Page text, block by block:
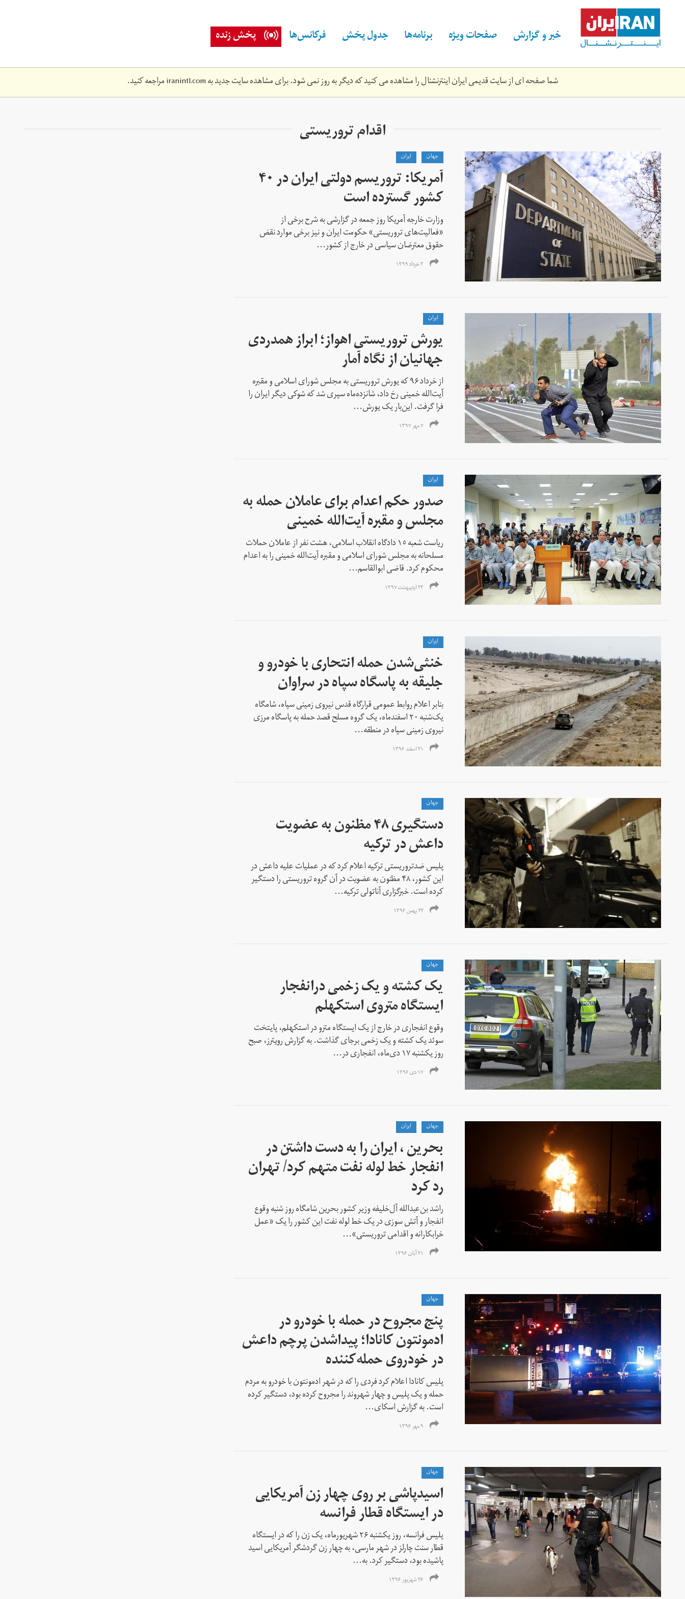
content خبر و گزارش صفحات ویژه برنامه‌ها جدول پخش فرکانس‌ها پخش زنده
شما صفحه ای از سایت قدیمی ایران اینترنشنال را مشاهده می کنید که دیگر به روز نمی شود. برای مشاهده سایت جدید بهiranintl.comمراجعه کنید.
اقدام تروریستی
جهان ايران
آمریکا: تروریسم دولتی ایران در ۴۰
کشور گسترده است
وزارت خارجه آمریکا روز جمعه در گزارشی به شرح برخی از
«فعالیت‌های تروریستی» حکومت ایران و نیز برخی موارد نقض
حقوق معترضان سیاسی در خارج از کشور...
۳ خرداد ۱۳۹۹
ايران
یورش تروریستی اهواز؛ ابراز همدردی
جهانیان از نگاه آمار
از خرداد ۹۶ که یورش تروریستی به مجلس شورای اسلامی و مقبره
آیت‌الله خمینی رخ داد، شانزده‌ماه سپری شد که شوکی دیگر ایران را
فرا گرفت. این‌بار یک یورش...
۷ مهر ۱۳۹۷
ايران
صدور حکم اعدام برای عاملان حمله به
مجلس و مقبره آیت‌الله خمینی
ریاست شعبه ١٥ دادگاه انقلاب اسلامی، هشت نفر از عاملان حملات
مسلحانه به مجلس شورای اسلامی و مقبره آیت‌الله خمینی را به اعدام
محکوم کرد. قاضی ابوالقاسم...
۲۳ اردیبهشت ۱۳۹۷
ايران
خنثی‌شدن حمله انتحاری با خودرو و
جلیقه به پاسگاه سپاه در سراوان
بنابر اعلام روابط عمومی قرارگاه قدس نیروی زمینی سپاه، شامگاه
یک‌شنبه ۲۰ اسفندماه، یک گروه مسلح قصد حمله به پاسگاه مرزی
نیروی زمینی سپاه در منطقه...
۲۱ اسفند ۱۳۹۶
جهان
دستگیری ۴۸ مظنون به عضویت
داعش در ترکیه
پلیس ضدتروریستی ترکیه اعلام کرد که در عملیات علیه داعش در
این کشور، ۴۸ مظنون به عضویت در آن گروه تروریستی را دستگیر
کرده است. خبرگزاری آناتولی ترکیه...
۲۲ بهمن ۱۳۹۶
جهان
یک کشته و یک زخمی درانفجار
ایستگاه متروی استکهلم
وقوع انفجاری در خارج از یک ایستگاه مترو در استکهلم، پایتخت
سوئد یک کشته و یک زخمی برجای گذاشت. به گزارش رویترز، صبح
روز یکشنبه ۱۷ دی‌ماه، انفجاری در...
۱۷ دی ۱۳۹۶
جهان ايران
بحرین ، ایران را به دست داشتن در
انفجار خط لوله نفت متهم کرد/ تهران
رد کرد
راشد بن‌عبدالله آل‌خلیفه وزیر کشور بحرین شامگاه روز شنبه وقوع
انفجار و آتش سوزی در یک خط لوله نفت این کشور را یک «عمل
خرابکارانه و اقدامی تروریستی»...
۲۱ آبان ۱۳۹۶
جهان
پنج مجروح در حمله با خودرو در
ادمونتون کانادا؛ پیداشدن پرچم داعش
در خودروی حمله‌کننده
پلیس کانادا اعلام کرد فردی را که در شهر ادمونتون با خودرو به مردم
حمله و یک پلیس و چهار شهروند را مجروح کرده بود، دستگیر کرده
است. به گزارش اسکای‌...
۹ مهر ۱۳۹۶
جهان
اسیدپاشی بر روی چهار زن آمریکایی
در ایستگاه قطار فرانسه
پلیس فرانسه، روز یکشنبه ۲۶ شهریورماه، یک زن را که در ایستگاه
قطار سنت چارلز در شهر مارسی، به چهار زن گردشگر آمریکایی اسید
پاشیده بود، دستگیر کرد. به...
۲۶ شهریور ۱۳۹۶